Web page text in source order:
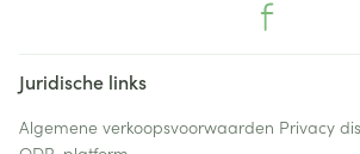
Juridische links
Algemene verkoopsvoorwaarden Privacy